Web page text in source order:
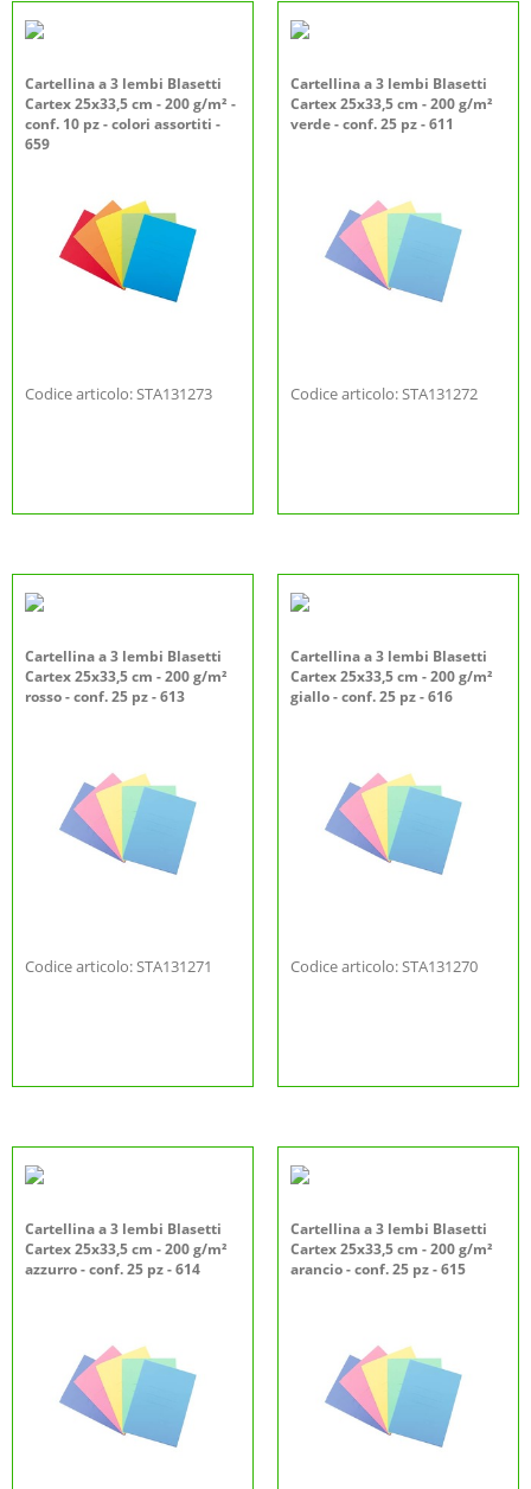
Cartellina a 3 lembi Blasetti
Cartex 25x33,5 cm - 200 g/m² -
conf. 10 pz - colori assortiti -
659
Codice articolo: STA131273
Cartellina a 3 lembi Blasetti
Cartex 25x33,5 cm - 200 g/m²
verde - conf. 25 pz - 611
Codice articolo: STA131272
Cartellina a 3 lembi Blasetti
Cartex 25x33,5 cm - 200 g/m²
rosso - conf. 25 pz - 613
Codice articolo: STA131271
Cartellina a 3 lembi Blasetti
Cartex 25x33,5 cm - 200 g/m²
giallo - conf. 25 pz - 616
Codice articolo: STA131270
Cartellina a 3 lembi Blasetti
Cartex 25x33,5 cm - 200 g/m²
azzurro - conf. 25 pz - 614
Cartellina a 3 lembi Blasetti
Cartex 25x33,5 cm - 200 g/m²
arancio - conf. 25 pz - 615